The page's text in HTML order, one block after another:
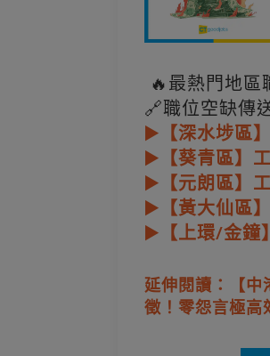
🔥最熱門地區
🔗職位空缺傳
▶️【深水埗區
▶️【葵青區】
▶️【元朗區】
▶️【黃大仙區
▶️【上環/金鐘
延伸閱讀：【中
徵！零怨言極高